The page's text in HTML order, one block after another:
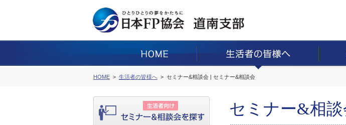
HOME 生活者の皆様へ セミナー&相談会 | セミナー&相談会
セミナー&相談